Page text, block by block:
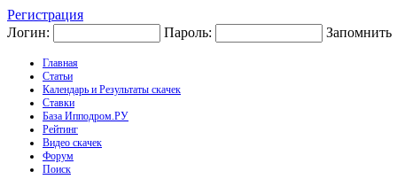
Регистрация
Логин:
Пароль: Запомнить
Главная
Статьи
Календарь и Результаты скачек
Ставки
База Ипподром.РУ
Рейтинг
Видео скачек
Форум
Поиск